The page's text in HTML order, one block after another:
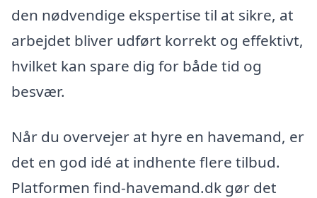
den nødvendige ekspertise til at sikre, at
arbejdet bliver udført korrekt og effektivt,
hvilket kan spare dig for både tid og
besvær.
Når du overvejer at hyre en havemand, er
det en god idé at indhente flere tilbud.
Platformen find-havemand.dk gør det